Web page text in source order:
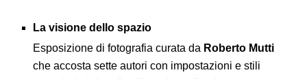
La visione dello spazio
Esposizione di fotografia curata da Roberto Mutti
che accosta sette autori con impostazioni e stili